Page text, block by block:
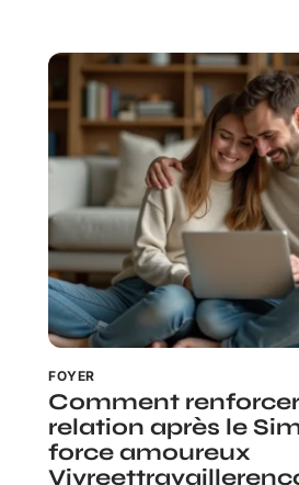
FOYER
Comment
relation après le
force amoureux